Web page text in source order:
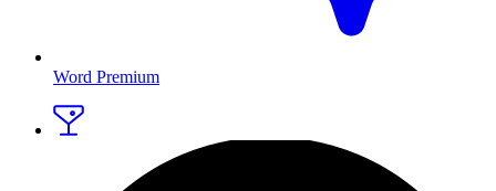
Word Premium